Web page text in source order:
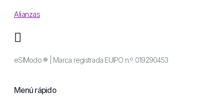
Alianzas
eSIModo ® | Marca registrada EUIPO n.º 019290453
Menú rápido